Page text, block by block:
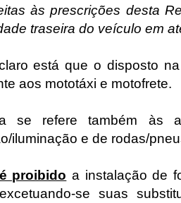
às prescrições desta
traseira do veículo em
está que o disposto
aos mototáxi e motofrete.
se refere também às
iluminação e de rodas/
é proibido a instalação de
se suas